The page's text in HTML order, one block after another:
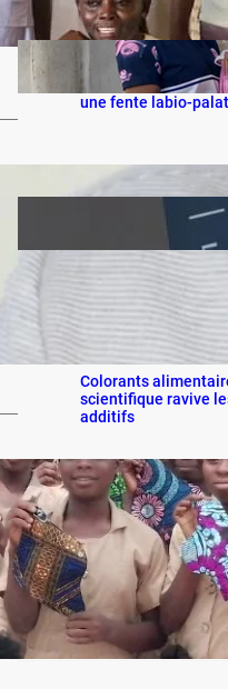
À Cotonou, des
redonne espoir aux
une fente labio-
Littérature et
TABO publie un
les investissements
Colorants
scientifique ravive
additifs